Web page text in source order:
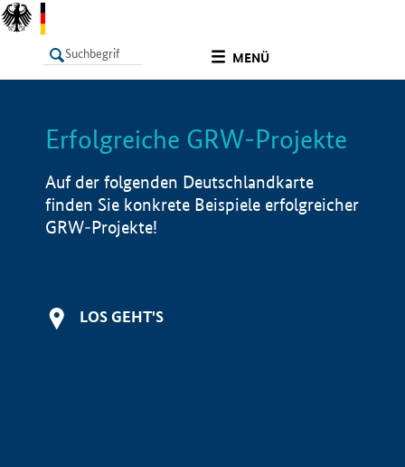
MENÜ
LISTE Info
Erfolgreiche GRW-Projekte
Auf der folgenden Deutschlandkarte
finden Sie konkrete Beispiele erfolgreicher
GRW-Projekte!
LOS GEHT'S